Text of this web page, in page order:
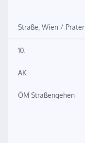
Straße, Wien / Prater
10.
AK
ÖM Straßengehen